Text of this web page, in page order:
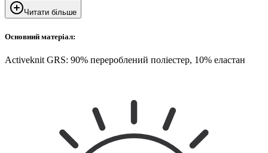
Читати більше
Основний матеріал:
Activeknit GRS: 90% перероблений поліестер, 10% еластан